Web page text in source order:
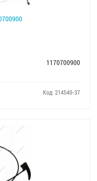
1170700900
Код: 214540-37